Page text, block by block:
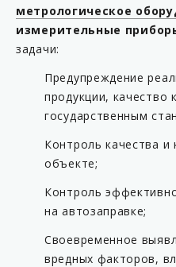
метрологическое
измерительные
задачи:
Предупреждение
продукции, качество
государственным
Контроль качества и
объекте;
Контроль
на автозаправке;
Своевременное
вредных факторов,